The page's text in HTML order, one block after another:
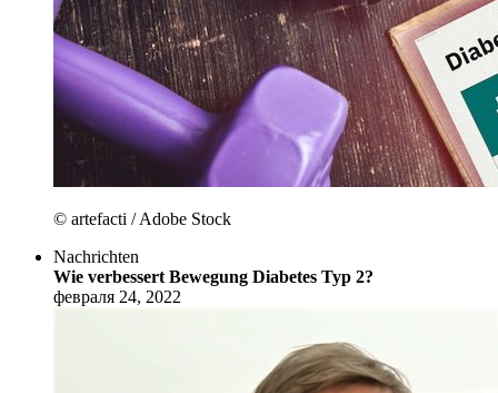
© artefacti / Adobe Stock
Nachrichten
Wie verbessert Bewegung Diabetes Typ 2?
февраля 24, 2022